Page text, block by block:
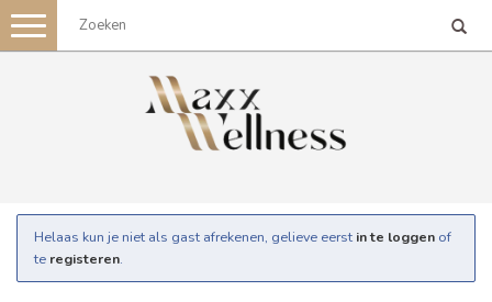
Toggle
navigation
Helaas kun je niet als gast afrekenen, gelieve eerst in te loggen of
te registeren.